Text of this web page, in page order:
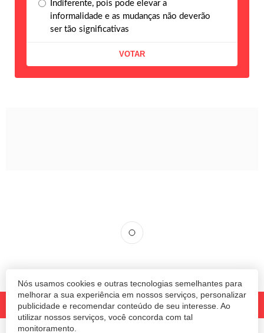
Nós usamos cookies e outras tecnologias semelhantes para
melhorar a sua experiência em nossos serviços, personalizar
publicidade e recomendar conteúdo de seu interesse. Ao
utilizar nossos serviços, você concorda com tal
monitoramento.
Indiferente, pois pode elevar a
informalidade e as mudanças não deverão
ser tão significativas